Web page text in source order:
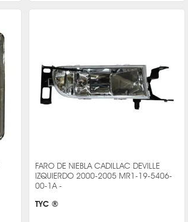
FARO DE NIEBLA CADILLAC DEVILLE
IZQUIERDO 2000-2005 MR1-19-5406-
00-1A -
TYC ®